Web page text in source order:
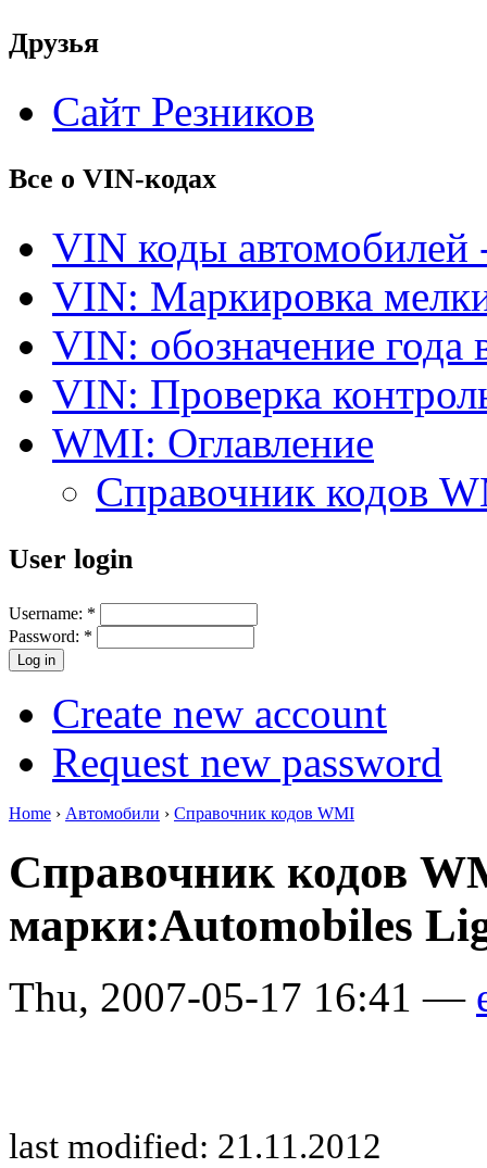
Друзья
Сайт Резников
Все о VIN-кодах
VIN коды автомобилей
VIN: Маркировка
VIN: обозначение года
VIN: Проверка
WMI: Оглавление
Справочник кодов
User login
Username: *
Password: *
Create new account
Request new password
Home › Автомобили › Справочник кодов WMI
Справочник кодов
марки:Automobiles
Thu, 2007-05-17 16:41 —
last modified: 21.11.2012